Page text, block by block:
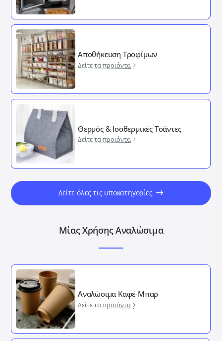
Αποθήκευση Τροφίμων
Δείτε τα προιόντα
Θερμός & Ισοθερμικές Τσάντες
Δείτε τα προιόντα
Δείτε όλες τις υποκατηγορίες
Μίας Χρήσης Αναλώσιμα
Αναλώσιμα Καφέ-Μπαρ
Δείτε τα προιόντα